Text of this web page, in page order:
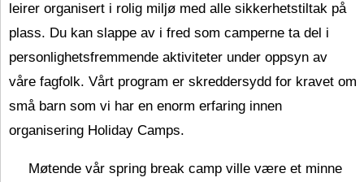
leirer organisert i rolig miljø med alle sikkerhetstiltak på
plass. Du kan slappe av i fred som camperne ta del i
personlighetsfremmende aktiviteter under oppsyn av
våre fagfolk. Vårt program er skreddersydd for kravet om
små barn som vi har en enorm erfaring innen
organisering Holiday Camps.
Møtende vår spring break camp ville være et minne